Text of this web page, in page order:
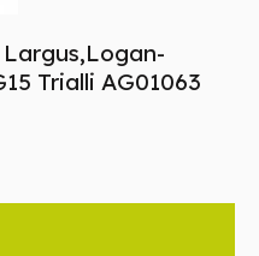
Largus,Logan-
Trialli AG01063